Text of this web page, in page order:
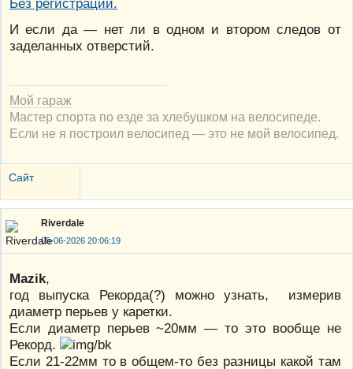
И если да — нет ли в одном и втором следов от
заделанных отверстий.
Мой гараж
Мастер спорта по езде за хлебушком на велосипеде.
Если не я построил велосипед — это не мой велосипед.
Сайт
Riverdale
05-06-2026 20:06:19
Mazik,
год выпуска Рекорда(?) можно узнать, измерив
диаметр перьев у каретки.
Если диаметр перьев ~20мм — то это вообще не
Рекорд.
Если 21-22мм то в общем-то без разницы какой там